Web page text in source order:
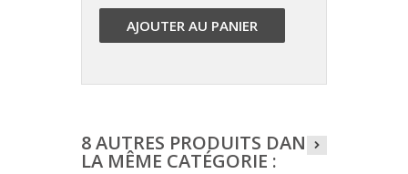
AJOUTER AU PANIER
8 AUTRES PRODUITS DANS
LA MÊME CATÉGORIE :